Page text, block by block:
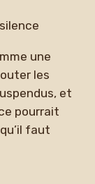
une
les
et
pourrait
faut